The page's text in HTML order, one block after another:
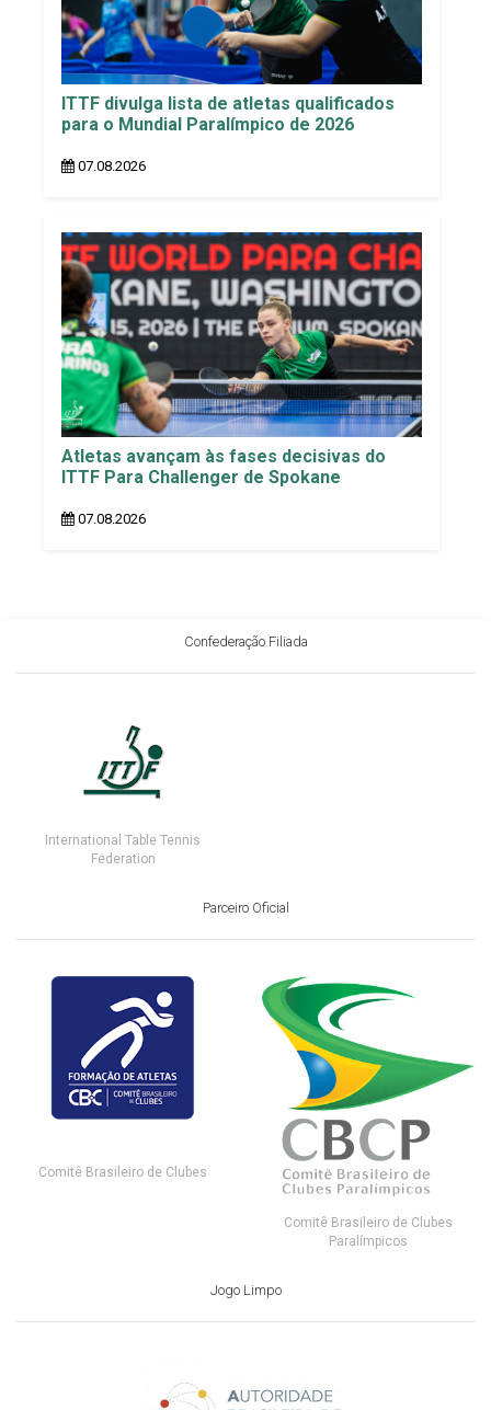
ITTF divulga lista de atletas qualificados
para o Mundial Paralímpico de 2026
07.08.2026
Atletas avançam às fases decisivas do
ITTF Para Challenger de Spokane
07.08.2026
Confederação Filiada
International Table Tennis
Federation
Parceiro Oficial
Comitê Brasileiro de Clubes
Comitê Brasileiro de Clubes
Paralímpicos
Jogo Limpo